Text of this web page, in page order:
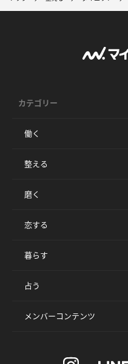
カテゴリー
働く
整える
磨く
恋する
暮らす
占う
メンバーコンテンツ